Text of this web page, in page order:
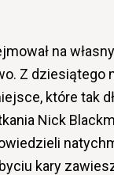
na
Z dziesiątego
które tak
Nick
kary